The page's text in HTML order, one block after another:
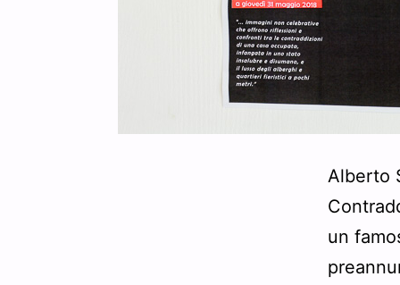
Alberto
un